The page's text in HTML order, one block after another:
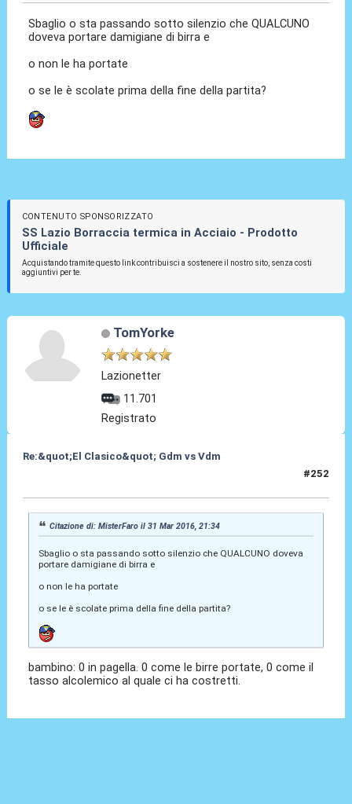
Sbaglio o sta passando sotto silenzio che QUALCUNO
doveva portare damigiane di birra e
o non le ha portate
o se le è scolate prima della fine della partita?
CONTENUTO SPONSORIZZATO
SS Lazio Borraccia termica in Acciaio - Prodotto
Ufficiale
Acquistando tramite questo link contribuisci a sostenere il nostro sito, senza costi
aggiuntivi per te.
TomYorke
Lazionetter
11.701
Registrato
Re:&quot;El Clasico&quot; Gdm vs Vdm
#252
Citazione di: MisterFaro il 31 Mar 2016, 21:34
Sbaglio o sta passando sotto silenzio che QUALCUNO doveva
portare damigiane di birra e
o non le ha portate
o se le è scolate prima della fine della partita?
bambino: 0 in pagella. 0 come le birre portate, 0 come il
tasso alcolemico al quale ci ha costretti.